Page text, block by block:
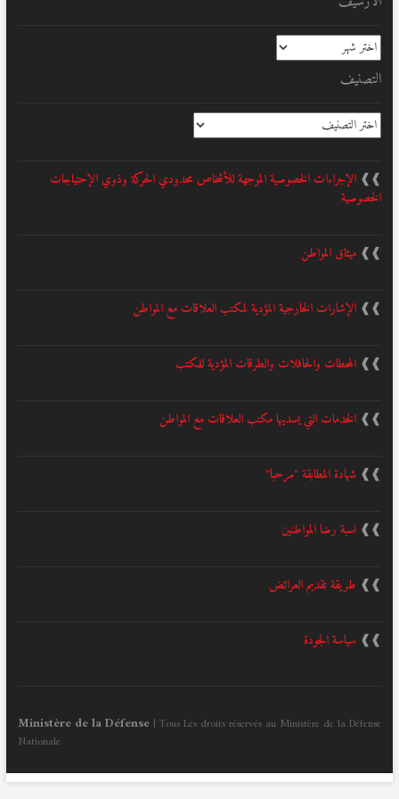
الأرشيف
التصنيف
التصنيف
❱❱ الإجراءات الخصوصية الموجهة للأشخاص محدودي الحركة وذوي الإحتياجات
الخصوصية
❱❱ ميثاق المواطن
❱❱ الإشارات الخارجية المؤدية لمكتب العلاقات مع المواطن
❱❱ المحطات والحافلات والطرقات المؤدية للمكتب
❱❱ الخدمات التي يسديها مكتب العلاقات مع المواطن
❱❱ شهادة المطابقة "مرحبا"
❱❱ نسبة رضا المواطنين
❱❱ طريقة تقديم العرائض
❱❱ سياسة الجودة
Ministère de la Défense| Tous Les droits réservés au Ministère de la Défense
Nationale